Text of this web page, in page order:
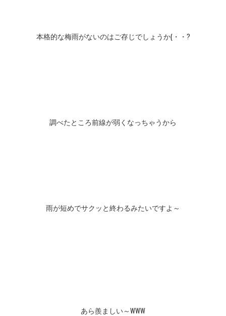
本格的な梅雨がないのはご存じでしょうか(・・?
調べたところ前線が弱くなっちゃうから
雨が短めでサクッと終わるみたいですよ～
あら羨ましい～WWW